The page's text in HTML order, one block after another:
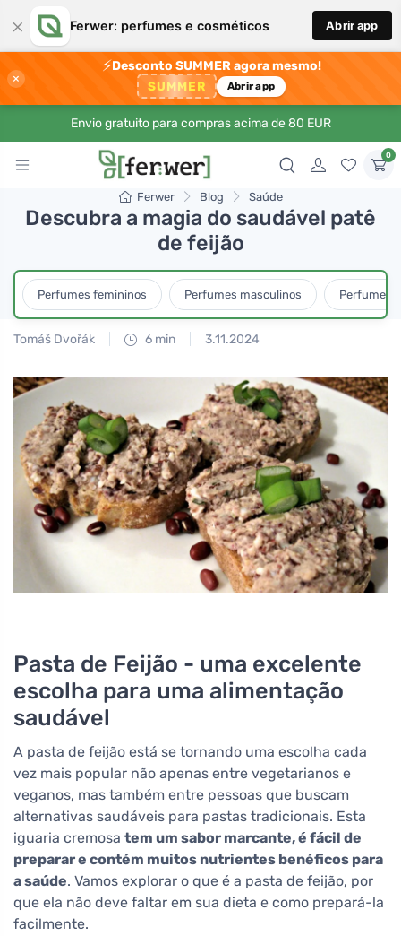
× Ferwer: perfumes e cosméticos Abrir app
×
⚡Desconto SUMMER agora mesmo!
SUMMER Abrir app
Envio gratuito para compras acima de 80 EUR
0
Ferwer Blog Saúde
Descubra a magia do saudável patê
de feijão
Perfumes femininos Perfumes masculinos Perfumes
Tomáš Dvořák 6 min 3.11.2024
Pasta de Feijão - uma excelente
escolha para uma alimentação
saudável
A pasta de feijão está se tornando uma escolha cada
vez mais popular não apenas entre vegetarianos e
veganos, mas também entre pessoas que buscam
alternativas saudáveis para pastas tradicionais. Esta
iguaria cremosa tem um sabor marcante, é fácil de
preparar e contém muitos nutrientes benéficos para
a saúde. Vamos explorar o que é a pasta de feijão, por
que ela não deve faltar em sua dieta e como prepará-la
facilmente.